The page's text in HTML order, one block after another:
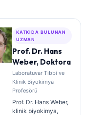
KATKIDA BULUNAN
UZMAN
Prof. Dr. Hans
Weber, Doktora
Laboratuvar Tıbbi ve
Klinik Biyokimya
Profesörü
Prof. Dr. Hans Weber,
klinik biyokimya,